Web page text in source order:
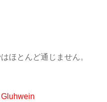
ほとんど通じません。